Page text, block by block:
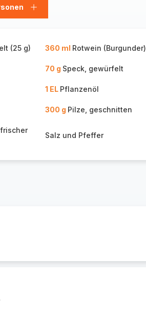
Personen
(25 g) 360 ml Rotwein (Burgunder)
70 g Speck, gewürfelt
1 EL Pflanzenöl
300 g Pilze, geschnitten
Salz und Pfeffer